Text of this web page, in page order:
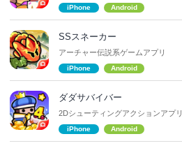
iPhone Android
SSスネーカー
アーチャー伝説系ゲームアプリ
iPhone Android
ダダサバイバー
2Dシューティングアクションアプリ
iPhone Android